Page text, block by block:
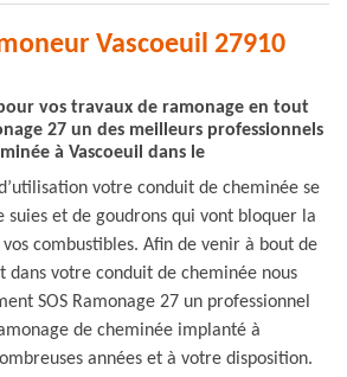
Vascoeuil 27910
vos travaux de ramonage en tout
27 un des meilleurs professionnels
à Vascoeuil dans le
votre conduit de cheminée se
suies et de goudrons qui vont bloquer la
combustibles. Afin de venir à bout de
dans votre conduit de cheminée nous
SOS Ramonage 27 un professionnel
de cheminée implanté à
années et à votre disposition.